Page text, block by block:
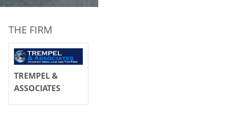
THE FIRM
TREMPEL &
ASSOCIATES